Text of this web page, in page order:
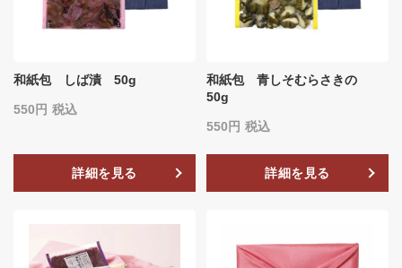
和紙包 しば漬 50g
550 税込
詳細を見る
和紙包 青しそむらさきの
50g
550 税込
詳細を見る